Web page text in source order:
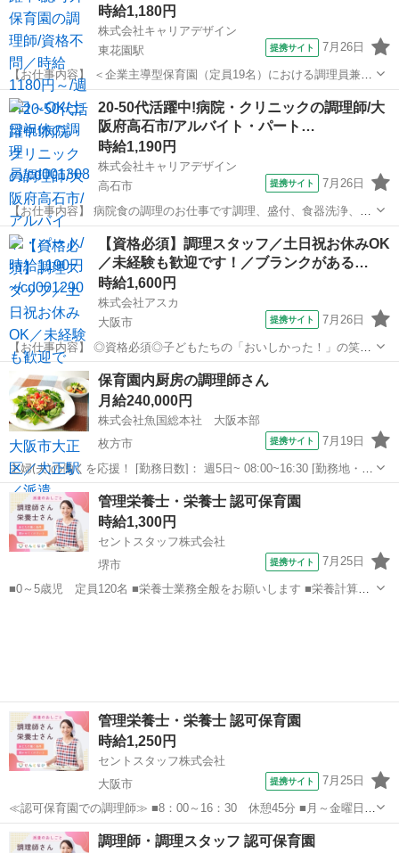
時給1,180円
株式会社キャリアデザイン
東花園駅
提携サイト 7月26日
【お仕事内容】 ＜企業主導型保育園（定員19名）における調理員兼事
務業務全般＞ ・調理 ・盛付け ・洗浄、清掃 ・その他、保育園運営に
関わる事務業務全般（本部との勤務表のやり取り、備品発注の稟議書
作成 等） 本求人...
大阪 東大阪市 東花園駅 その他
20-50代活躍中!病院・クリニックの調理師/大
阪府高石市/アルバイト・パート…
時給1,190円
株式会社キャリアデザイン
高石市
提携サイト 7月26日
【お仕事内容】 病院食の調理のお仕事です調理、盛付、食器洗浄、な
ど ・調理が出来る方 ・施設での調理経験がある方歓迎 ・施設での調
理経験がない方も可能 ＊回数、時間は相談に応じます ＊スタッフ同士
連携の取れた、働き...
大阪 高石市 その他
【資格必須】調理スタッフ／土日祝お休みOK
／未経験も歓迎です！／ブランクがある…
時給1,600円
株式会社アスカ
大阪市
提携サイト 7月26日
【お仕事内容】 ◎資格必須◎子どもたちの「おいしかった！」の笑顔
と声が すぐ近くで聞ける特等席◎ ━−━−━−━−━−━−━−━− 【園
について】 ●定員90名 0歳‥5名 1歳‥12名 2歳‥18名 3歳‥27...
大阪市 その他
保育園内厨房の調理師さん
月給240,000円
株式会社魚国総本社 大阪本部
枚方市
提携サイト 7月19日
主婦(夫)の働くを応援！ [勤務日数]： 週5日~ 08:00~16:30 [勤務地・最
寄駅]： 大阪府枚方市高塚町３-８ 株式会社魚国総本社 大阪本部 枚方
公園駅徒歩13分／枚方市駅 徒歩13分 [職種名]：保育園...
大阪 枚方市 キッチン
管理栄養士・栄養士 認可保育園
時給1,300円
セントスタッフ株式会社
堺市
提携サイト 7月25日
■0～5歳児 定員120名 ■栄養士業務全般をお願いします ■栄養計算・
管理栄養士・栄養士 認可保育園
時給1,250円
セントスタッフ株式会社
大阪市
提携サイト 7月25日
≪認可保育園での調理師≫ ■8：00～16：30 休憩45分 ■月～金曜日の
週5日勤務 【業務内容】 ・栄養計算 ・約130～135食分の調理業務全般
・下処理や調理・盛り付け・掃除や片付けなどをお願いします ・3名
大阪 大阪市 その他
調理師・調理スタッフ 認可保育園